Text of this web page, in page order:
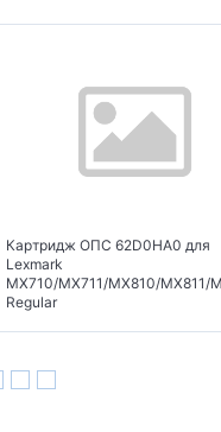
Картридж ОПС 62D0HA0 для
Lexmark
MX710/MX711/MX810/MX811/
Regular